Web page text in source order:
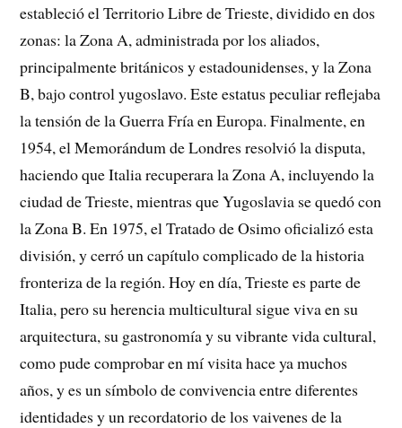
estableció el Territorio Libre de Trieste, dividido en dos
zonas: la Zona A, administrada por los aliados,
principalmente británicos y estadounidenses, y la Zona
B, bajo control yugoslavo. Este estatus peculiar reflejaba
la tensión de la Guerra Fría en Europa. Finalmente, en
1954, el Memorándum de Londres resolvió la disputa,
haciendo que Italia recuperara la Zona A, incluyendo la
ciudad de Trieste, mientras que Yugoslavia se quedó con
la Zona B. En 1975, el Tratado de Osimo oficializó esta
división, y cerró un capítulo complicado de la historia
fronteriza de la región. Hoy en día, Trieste es parte de
Italia, pero su herencia multicultural sigue viva en su
arquitectura, su gastronomía y su vibrante vida cultural,
como pude comprobar en mí visita hace ya muchos
años, y es un símbolo de convivencia entre diferentes
identidades y un recordatorio de los vaivenes de la